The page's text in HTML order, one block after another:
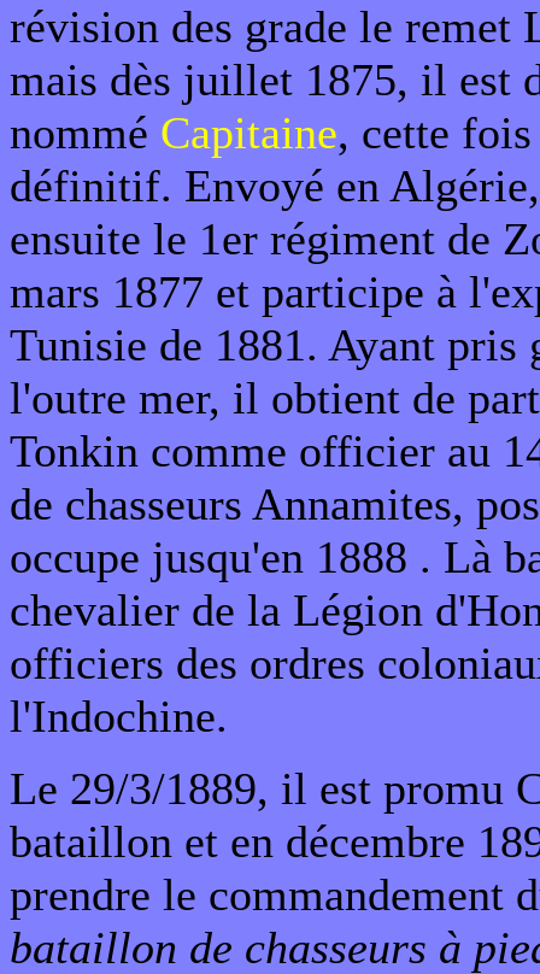
révision des grade le remet
mais dès juillet 1875, il est
nommé Capitaine, cette
définitif. Envoyé en
ensuite le 1er régiment de
mars 1877 et participe à
Tunisie de 1881. Ayant pris
l'outre mer, il obtient de
Tonkin comme officier au
de chasseurs Annamites,
occupe jusqu'en 1888 . Là
chevalier de la Légion
officiers des ordres
l'Indochine.
Le 29/3/1889, il est promu
bataillon et en décembre
prendre le commandement
bataillon de chasseurs à